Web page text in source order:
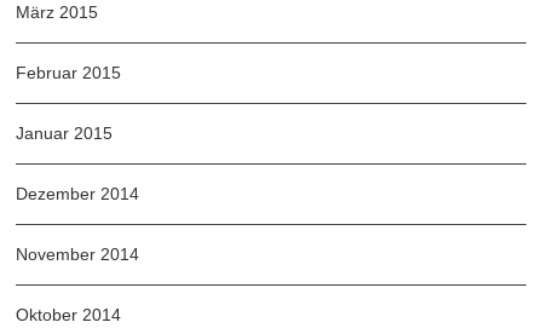
März 2015
Februar 2015
Januar 2015
Dezember 2014
November 2014
Oktober 2014